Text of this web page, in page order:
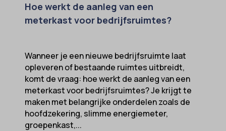
Hoe werkt de aanleg van een
meterkast voor bedrijfsruimtes?
Wanneer je een nieuwe bedrijfsruimte laat
opleveren of bestaande ruimtes uitbreidt,
komt de vraag: hoe werkt de aanleg van een
meterkast voor bedrijfsruimtes? Je krijgt te
maken met belangrijke onderdelen zoals de
hoofdzekering, slimme energiemeter,
groepenkast,...